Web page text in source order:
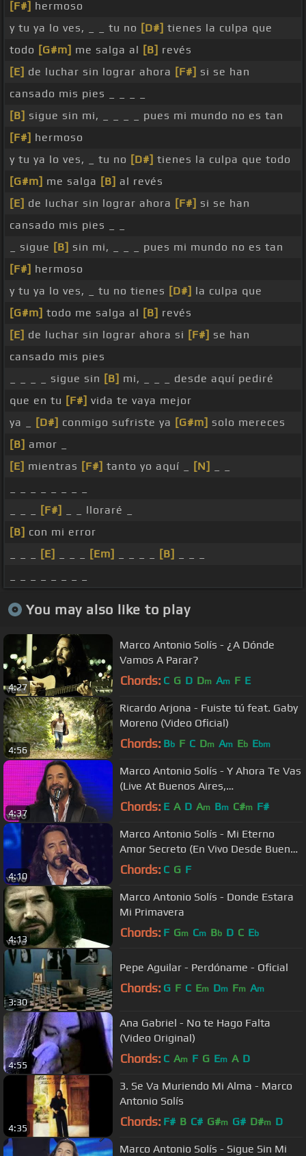
[F#] hermoso
y tu ya lo ves, _ _ tu no [D#] tienes la culpa que
todo [G#m] me salga al [B] revés
[E] de luchar sin lograr ahora [F#] si se han
cansado mis pies _ _ _ _
[B] sigue sin mi, _ _ _ _ pues mi mundo no es tan
[F#] hermoso
y tu ya lo ves, _ tu no [D#] tienes la culpa que todo
[G#m] me salga [B] al revés
[E] de luchar sin lograr ahora [F#] si se han
cansado mis pies _ _
_ sigue [B] sin mi, _ _ _ pues mi mundo no es tan
[F#] hermoso
y tu ya lo ves, _ tu no tienes [D#] la culpa que
[G#m] todo me salga al [B] revés
[E] de luchar sin lograr ahora si [F#] se han
cansado mis pies
_ _ _ _ sigue sin [B] mi, _ _ _ desde aquí pediré
que en tu [F#] vida te vaya mejor
ya _
[D#] conmigo sufriste ya [G#m] solo mereces
[B] amor _
[E] mientras [F#] tanto yo aquí _ [N]
[F#]
_ _ lloraré _
[B] con mi error
[E] [Em] [B]
You may also like to play
4:27
Marco Antonio Solís - ¿A Dónde
Vamos A Parar?
Chords: C G D Dm Am F E
4:56
Ricardo Arjona - Fuiste tú feat. Gaby
Moreno (Video Oficial)
Chords: Bb F C Dm Am Eb Ebm
4:37
Marco Antonio Solís - Y Ahora Te Vas
(Live At Buenos Aires,
Argentina/2011)
Chords: E A D Am Bm C#m F#
4:10
Marco Antonio Solís - Mi Eterno
Amor Secreto (En Vivo Desde Buenos
Aires)
Chords: C G F
4:13
Marco Antonio Solís - Donde Estara
Mi Primavera
Chords: F Gm Cm Bb D C Eb
3:30
Pepe Aguilar - Perdóname - Oficial
Chords: G F C Em Dm Fm Am
4:55
Ana Gabriel - No te Hago Falta
(Video Original)
Chords: C Am F G Em A D
4:35
3. Se Va Muriendo Mi Alma - Marco
Antonio Solís
Chords: F# B C# G#m G# D#m D
Marco Antonio Solís - Sigue Sin Mi